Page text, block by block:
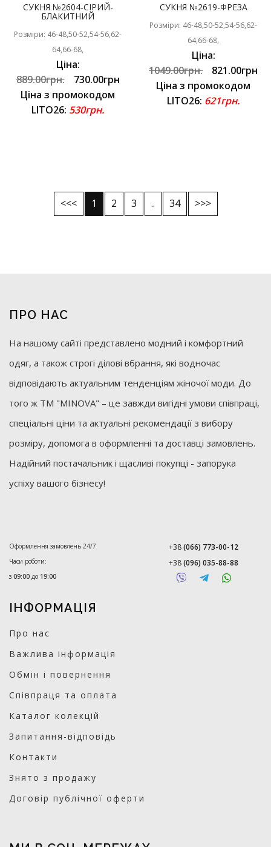
СУКНЯ №2604-СІРИЙ-
БЛАКИТНИЙ
Розміри: 46-48,50-52,54-56,62-
64,66-68,
Ціна:
889.00грн.
730.00грн
Ціна з промокодом
LITO26: 530грн.
СУКНЯ №2619-ФРЕЗА
Розміри: 46-48,50-52,54-56,62-
64,66-68,
Ціна:
1049.00грн.
821.00грн
Ціна з промокодом
LITO26: 621грн.
<<< 1 2 3 .. 34 >>>
ПРО НАС
На нашому сайті представлено модний і комфортний
одяг, а також строгі ділові вбрання, які водночас
відповідають актуальним тенденціям жіночої моди. До
того ж ТМ "MINOVA" – це завжди вигідні умови співпраці,
спеціальні ціни та актуальні рекомендації з вибору
розміру, допомога в оформленні та доставці замовлень.
Надійний постачальник і щасливі покупці - запорука
успіху вашого бізнесу!
Оформлення замовлень 24/7
Часи роботи:
з 09:00 до 19:00
+38(066) 773-00-12
+38(096) 035-88-88
ІНФОРМАЦІЯ
Про нас
Важлива інформація
Обмін і повернення
Співпраця та оплата
Каталог колекцій
Запитання-відповідь
Контакти
Знято з продажу
Договір публічної оферти